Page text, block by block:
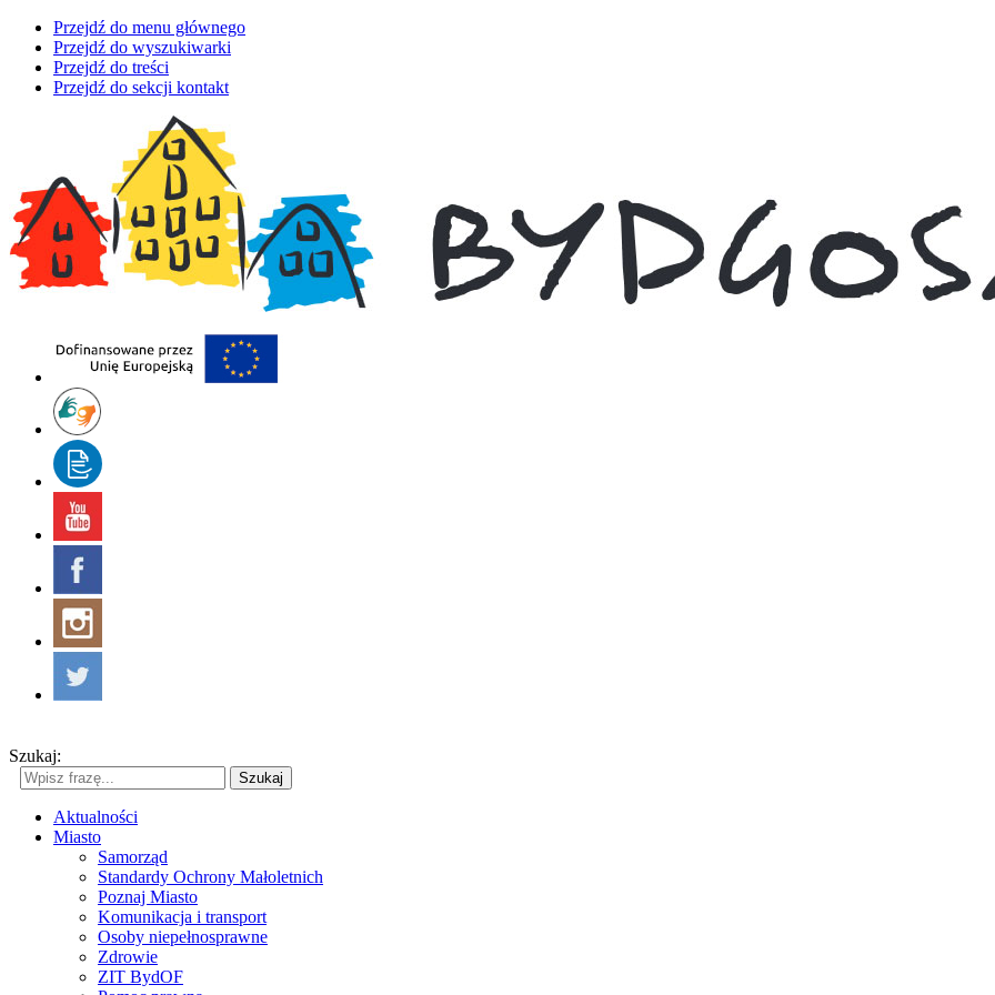
Przejdź do menu głównego
Przejdź do wyszukiwarki
Przejdź do treści
Przejdź do sekcji kontakt
Szukaj:
Szukaj
Aktualności
Miasto
Samorząd
Standardy Ochrony Małoletnich
Poznaj Miasto
Komunikacja i transport
Osoby niepełnosprawne
Zdrowie
ZIT BydOF